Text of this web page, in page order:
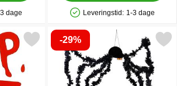
På lager
dage
Produkttilgængelighed: På lager
Leveringstid: 1-3 dage
Keep Out som favorit
-29%
Markér hængende